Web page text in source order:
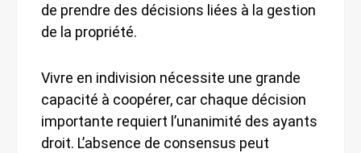
de prendre des décisions liées à la gestion
de la propriété.
Vivre en indivision nécessite une grande
capacité à coopérer, car chaque décision
importante requiert l’unanimité des ayants
droit. L’absence de consensus peut